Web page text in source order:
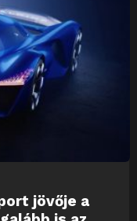
jövője a